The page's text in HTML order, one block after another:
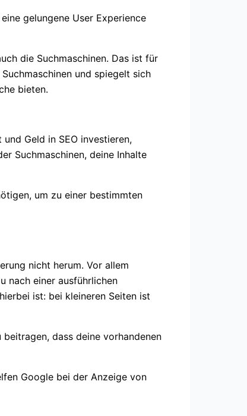
gelungene User Experience
die Suchmaschinen. Das ist für
und spiegelt sich
bieten.
Geld in SEO investieren,
Suchmaschinen, deine Inhalte
um zu einer bestimmten
nicht herum. Vor allem
nach einer ausführlichen
ist: bei kleineren Seiten ist
dass deine vorhandenen
Google bei der Anzeige von